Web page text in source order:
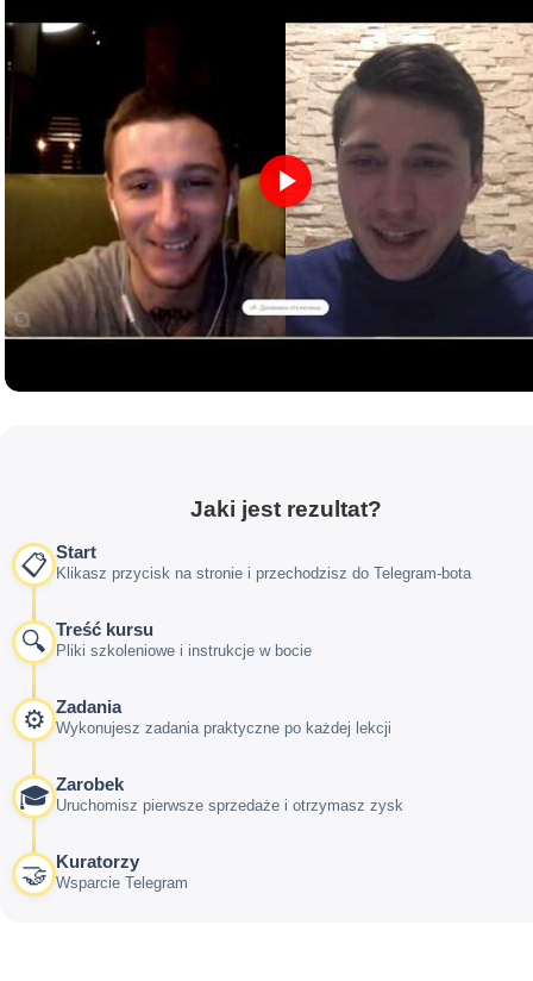
Jaki jest rezultat?
📋 Start
Klikasz przycisk na stronie i przechodzisz do Telegram-bota
🔍 Treść kursu
Pliki szkoleniowe i instrukcje w bocie
⚙️ Zadania
Wykonujesz zadania praktyczne po każdej lekcji
🎓 Zarobek
Uruchomisz pierwsze sprzedaże i otrzymasz zysk
🤝 Kuratorzy
Wsparcie Telegram